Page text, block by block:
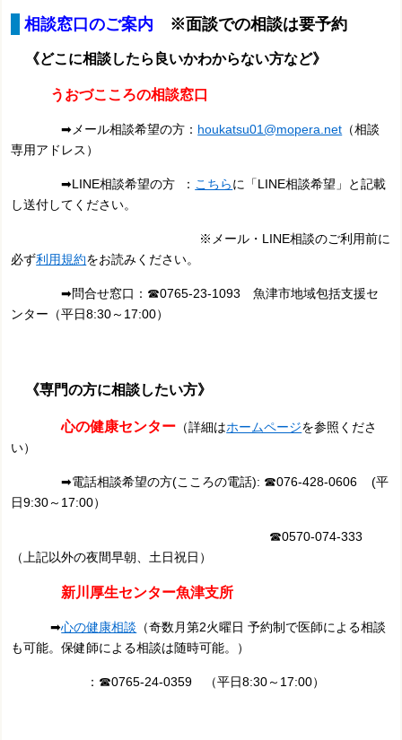
相談窓口のご案内 ※面談での相談は要予約
《どこに相談したら良いかわからない方など》
うおづこころの相談窓口
➡メール相談希望の方： houkatsu01@mopera.net （相談
専用アドレス）
➡LINE相談希望の方 ： こちらに「LINE相談希望」と記載
し送付してください。
※メール・LINE相談のご利用前に
必ず利用規約をお読みください。
➡問合せ窓口： ☎0765-23-1093 魚津市地域包括支援セ
ンター（平日8:30～17:00）
《専門の方に相談したい方》
心の健康センター （詳細はホームページを参照くださ
い）
➡電話相談希望の方(こころの電話): ☎076-428-0606 (平
日9:30～17:00）
☎0570-074-333
（上記以外の夜間早朝、土日祝日）
新川厚生センター魚津支所
➡心の健康相談 （奇数月第2火曜日 予約制で医師による相談
も可能。保健師による相談は随時可能。）
： ☎0765-24-0359 （平日8:30～17:00）